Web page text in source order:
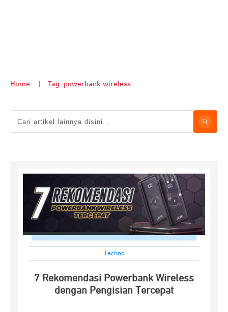
Home Tag: powerbank wireless
Techno
7 Rekomendasi Powerbank Wireless
dengan Pengisian Tercepat